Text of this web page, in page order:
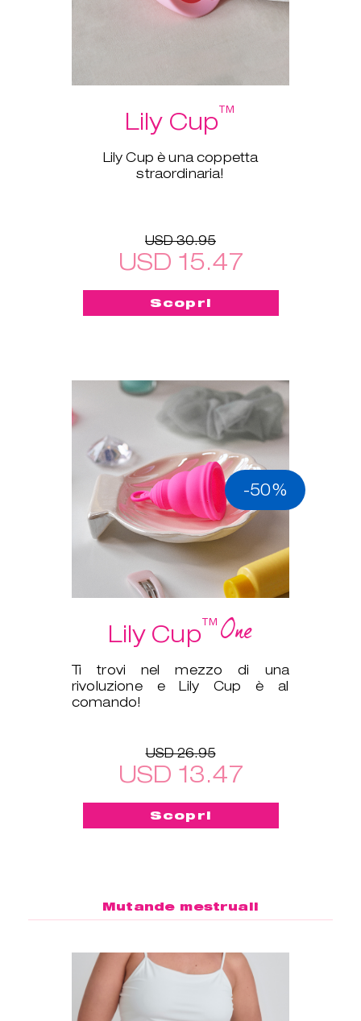
Lily Cup™
Lily Cup è una coppetta
straordinaria!
USD 30.95
USD 15.47
Scopri
-50%
Lily Cup™One
Ti trovi nel mezzo di una
rivoluzione e Lily Cup è al
comando!
USD 26.95
USD 13.47
Scopri
Mutande mestruali